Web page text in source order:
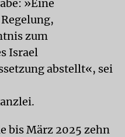
»Eine
zum
Israel
abstellt«, sei
bis März 2025 zehn